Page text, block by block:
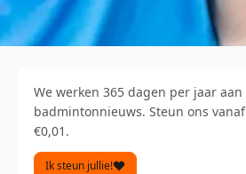
We werken 365 dagen per jaar aan
badmintonnieuws. Steun ons vanaf
€0,01.
Ik steun jullie!